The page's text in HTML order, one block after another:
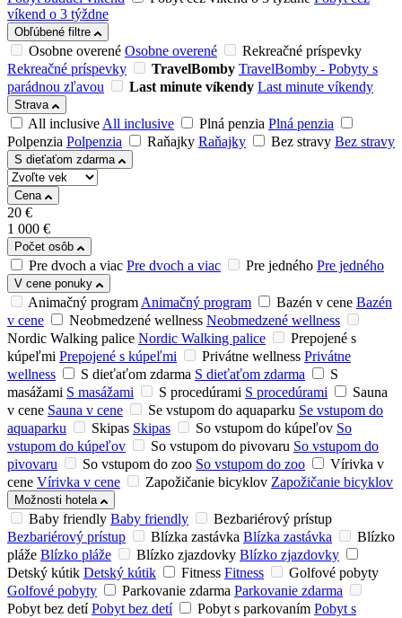
víkend o 3 týždne
Obľúbené filtre
Osobne overené Osobne overené
Rekreačné príspevky
Rekreačné príspevky
TravelBomby TravelBomby - Pobyty s
parádnou zľavou
Last minute víkendy Last minute víkendy
Strava
All inclusiveAll inclusive Plná penzia Plná penzia
Polpenzia Polpenzia Raňajky Raňajky Bez stravy Bez stravy
S dieťaťom zdarma
Cena
20 €
1 000 €
Počet osôb
Pre dvoch a viac Pre dvoch a viac Pre jedného Pre jedného
V cene ponuky
Animačný programAnimačný program Bazén v cene Bazén
v cene
Neobmedzené wellness Neobmedzené wellness
Nordic Walking palice Nordic Walking palice
Prepojené s
kúpeľmi Prepojené s kúpeľmi Privátne wellness Privátne
wellness
S dieťaťom zdarma S dieťaťom zdarma
S
masážami S masážami S procedúrami S procedúrami
Sauna
v cene Sauna v cene Se vstupom do aquaparku Se vstupom do
aquaparku
Skipas Skipas So vstupom do kúpeľov So
vstupom do kúpeľov
So vstupom do pivovaru So vstupom do
pivovaru
So vstupom do zoo So vstupom do zoo
Vírivka v
cene Vírivka v cene Zapožičanie bicyklov Zapožičanie bicyklov
Možnosti hotela
Baby friendly Baby friendly
Bezbariérový prístup
Bezbariérový prístup
Blízka zastávka Blízka zastávka
Blízko
pláže Blízko pláže Blízko zjazdovky Blízko zjazdovky
Detský kútik Detský kútik Fitness Fitness
Golfové pobyty
Golfové pobyty
Parkovanie zdarma Parkovanie zdarma
Pobyt bez detí Pobyt bez detí Pobyt s parkovaním Pobyt s